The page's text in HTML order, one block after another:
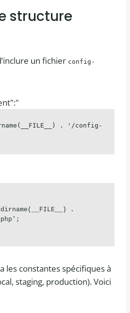
structure
un fichier config-
. '/config-
.
les constantes spécifiques à
staging, production). Voici